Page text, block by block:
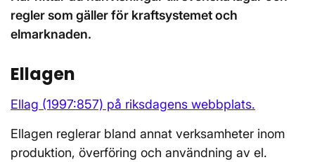
regler som gäller för kraftsystemet och
elmarknaden.
Ellagen
Ellag (1997:857) på riksdagens webbplats.
Ellagen reglerar bland annat verksamheter inom
produktion, överföring och användning av el.